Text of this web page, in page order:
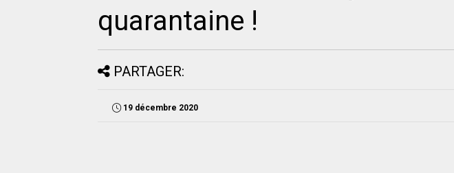
quarantaine !
PARTAGER:
19 décembre 2020